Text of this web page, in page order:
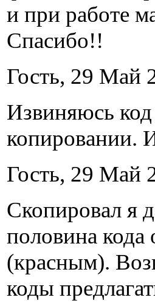
и при работе
Спасибо!!
Гость, 29 Май
Извиняюсь
копировании.
Гость, 29 Май
Скопировал я
половина кода
(красным).
коды